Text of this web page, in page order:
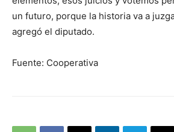
un futuro, porque la historia va a
agregó el diputado.
Fuente: Cooperativa